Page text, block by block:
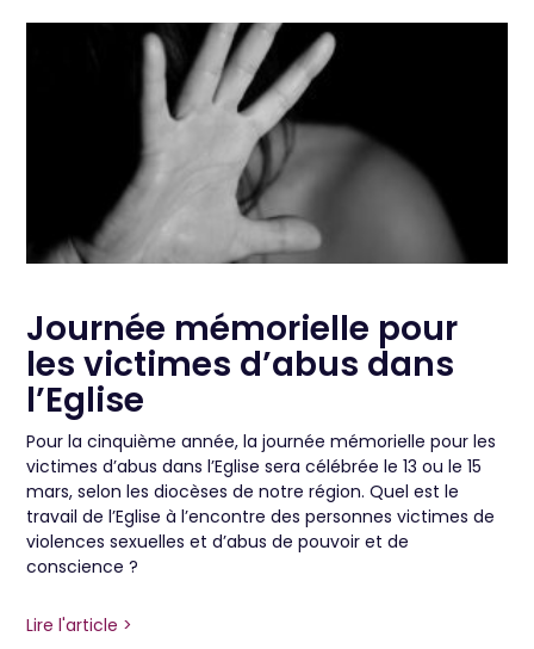
Journée mémorielle pour
les victimes d’abus dans
l’Eglise
Pour la cinquième année, la journée mémorielle pour les
victimes d’abus dans l’Eglise sera célébrée le 13 ou le 15
mars, selon les diocèses de notre région. Quel est le
travail de l’Eglise à l’encontre des personnes victimes de
violences sexuelles et d’abus de pouvoir et de
conscience ?
Lire l'article >